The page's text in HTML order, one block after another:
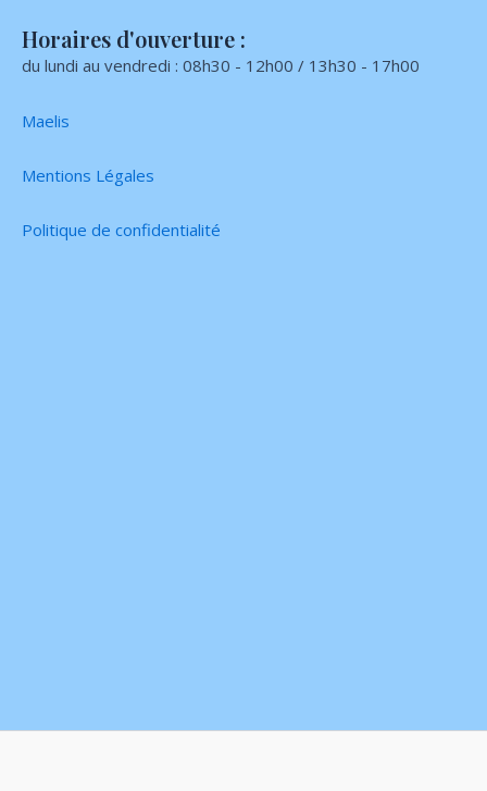
Horaires d'ouverture :
du lundi au vendredi : 08h30 - 12h00 / 13h30 - 17h00
Maelis
Mentions Légales
Politique de confidentialité